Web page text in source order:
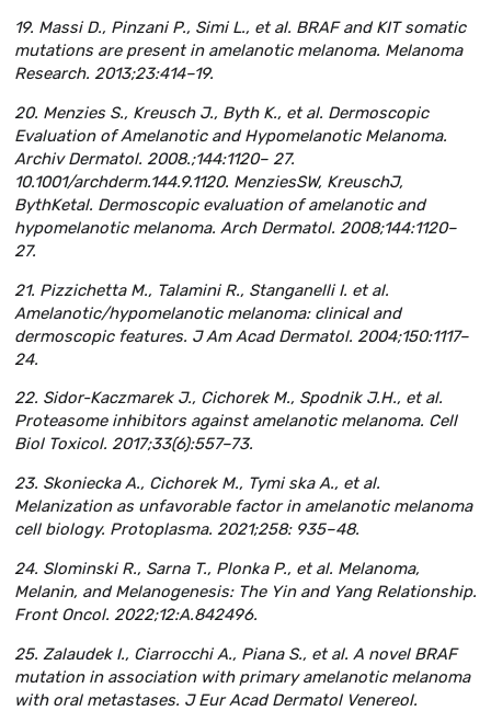
19. Massi D., Pinzani P., Simi L., et al. BRAF and KIT somatic
mutations are present in amelanotic melanoma. Melanoma
Research. 2013;23:414–19.
20. Menzies S., Kreusch J., Byth K., et al. Dermoscopic
Evaluation of Amelanotic and Hypomelanotic Melanoma.
Archiv Dermatol. 2008.;144:1120– 27.
10.1001/archderm.144.9.1120. MenziesSW, KreuschJ,
BythKetal. Dermoscopic evaluation of amelanotic and
hypomelanotic melanoma. Arch Dermatol. 2008;144:1120–
27.
21. Pizzichetta M., Talamini R., Stanganelli I. et al.
Amelanotic/hypomelanotic melanoma: clinical and
dermoscopic features. J Am Acad Dermatol. 2004;150:1117–
24.
22. Sidor-Kaczmarek J., Cichorek M., Spodnik J.H., et al.
Proteasome inhibitors against amelanotic melanoma. Cell
Biol Toxicol. 2017;33(6):557–73.
23. Skoniecka A., Cichorek M., Tymi ska A., et al.
Melanization as unfavorable factor in amelanotic melanoma
cell biology. Protoplasma. 2021;258: 935–48.
24. Slominski R., Sarna T., Plonka P., et al. Melanoma,
Melanin, and Melanogenesis: The Yin and Yang Relationship.
Front Oncol. 2022;12:А.842496.
25. Zalaudek I., Ciarrocchi A., Piana S., et al. A novel BRAF
mutation in association with primary amelanotic melanoma
with oral metastases. J Eur Acad Dermatol Venereol.